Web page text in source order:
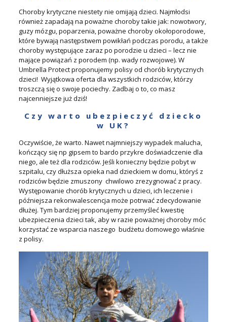
Choroby krytyczne niestety nie omijają dzieci. Najmłodsi
również zapadają na poważne choroby takie jak: nowotwory,
guzy mózgu, poparzenia, poważne choroby okołoporodowe,
które bywają następstwem powikłań podczas porodu, a także
choroby występujące zaraz po porodzie u dzieci – lecz nie
mające powiązań z porodem (np. wady rozwojowe). W
Umbrella Protect proponujemy polisy od chorób krytycznych
dzieci! Wyjątkowa oferta dla wszystkich rodziców, którzy
troszczą się o swoje pociechy. Zadbaj o to, co masz
najcenniejsze już dziś!
Czy warto ubezpieczyć dziecko
w UK?
Oczywiście, że warto. Nawet najmniejszy wypadek malucha,
kończący się np gipsem to bardo przykre doświadczenie dla
niego, ale też dla rodziców. Jeśli konieczny będzie pobyt w
szpitalu, czy dłuższa opieka nad dzieckiem w domu, któryś z
rodziców będzie zmuszony chwilowo zrezygnować z pracy.
Występowanie chorób krytycznych u dzieci, ich leczenie i
późniejsza rekonwalescencja może potrwać zdecydowanie
dłużej. Tym bardziej proponujemy przemyśleć kwestię
ubezpieczenia dzieci tak, aby w razie poważnej choroby móc
korzystać ze wsparcia naszego budżetu domowego właśnie
z polisy.